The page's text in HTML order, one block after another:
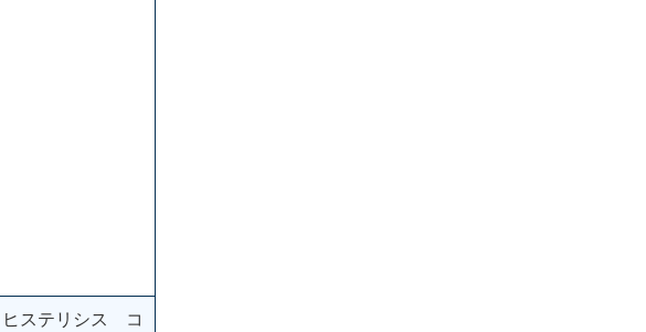
ステリシス コ